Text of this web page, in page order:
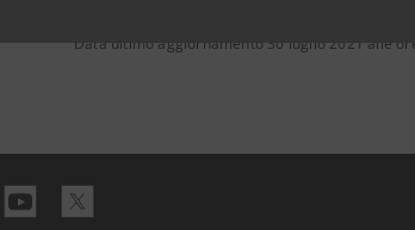
Data ultimo aggiornamento 30 luglio 2021 alle